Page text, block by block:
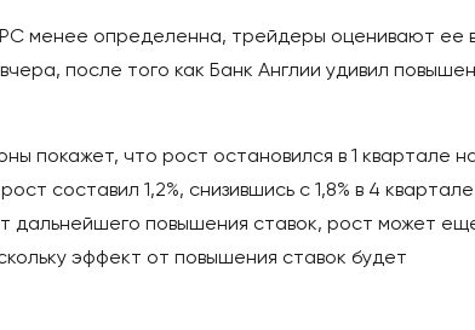
менее определенна, трейдеры оценивают ее
после того как Банк Англии удивил
покажет, что рост остановился в 1 квартале
составил 1,2%, снизившись с 1,8% в 4 квартале
дальнейшего повышения ставок, рост может
эффект от повышения ставок будет